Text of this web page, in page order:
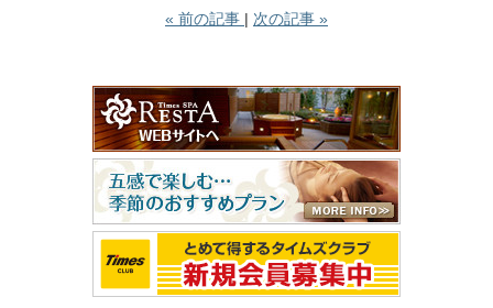
« 前の記事 次の記事 »